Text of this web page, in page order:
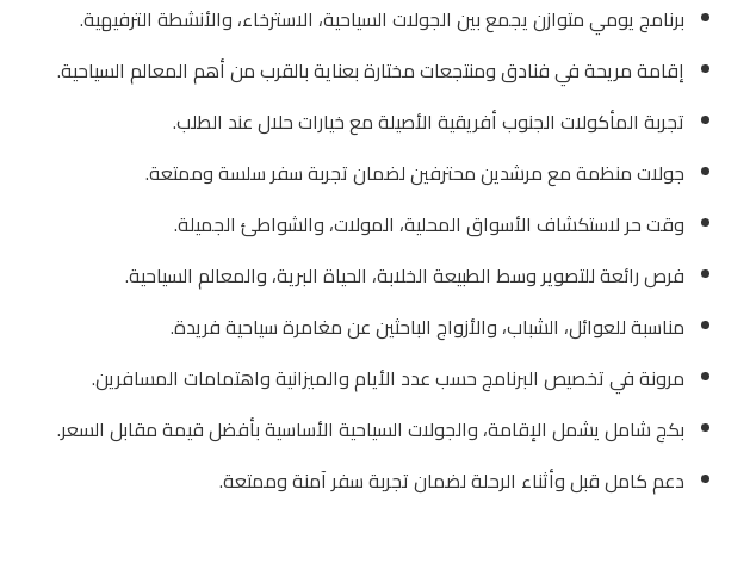
برنامج يومي متوازن يجمع بين الجولات السياحية، الاسترخاء، والأنشطة الترفيهية.
إقامة مريحة في فنادق ومنتجعات مختارة بعناية بالقرب من أهم المعالم السياحية.
تجربة المأكولات الجنوب أفريقية الأصيلة مع خيارات حلال عند الطلب.
جولات منظمة مع مرشدين محترفين لضمان تجربة سفر سلسة وممتعة.
وقت حر لاستكشاف الأسواق المحلية، المولات، والشواطئ الجميلة.
فرص رائعة للتصوير وسط الطبيعة الخلابة، الحياة البرية، والمعالم السياحية.
مناسبة للعوائل، الشباب، والأزواج الباحثين عن مغامرة سياحية فريدة.
مرونة في تخصيص البرنامج حسب عدد الأيام والميزانية واهتمامات المسافرين.
بكج شامل يشمل الإقامة، والجولات السياحية الأساسية بأفضل قيمة مقابل السعر.
دعم كامل قبل وأثناء الرحلة لضمان تجربة سفر آمنة وممتعة.